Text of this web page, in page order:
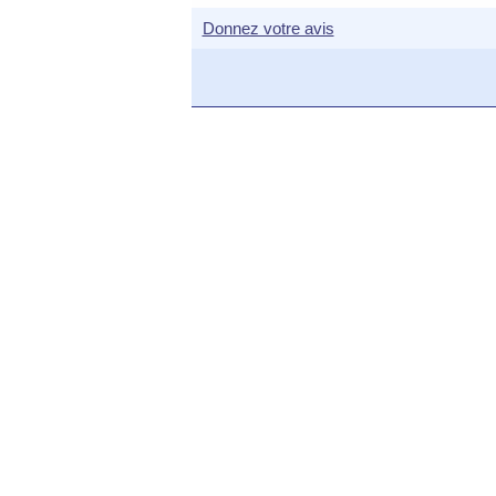
Donnez votre avis